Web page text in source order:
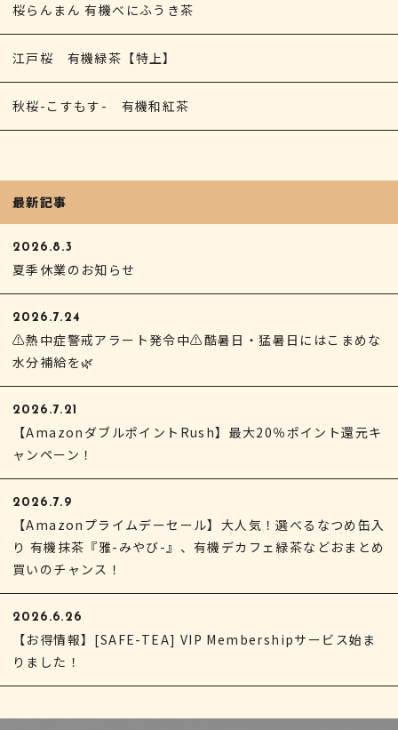
桜らんまん 有機べにふうき茶
江戸桜 有機緑茶【特上】
秋桜-こすもす- 有機和紅茶
最新記事
2026.8.3
夏季休業のお知らせ
2026.7.24
⚠熱中症警戒アラート発令中⚠酷暑日・猛暑日にはこまめな
水分補給を🌿
2026.7.21
【AmazonダブルポイントRush】最大20％ポイント還元キ
ャンペーン！
2026.7.9
【Amazonプライムデーセール】大人気！選べるなつめ缶入
り 有機抹茶『雅-みやび-』、有機デカフェ緑茶などおまとめ
買いのチャンス！
2026.6.26
【お得情報】[SAFE-TEA] VIP Membershipサービス始ま
りました！